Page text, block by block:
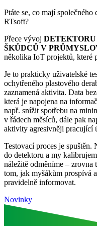
Ptáte se, co mají
RTsoft?
Přece vývoj
ŠKŮDCŮ V
několika IoT projektů, které
Je to prakticky uživatelské
ochytřeného plastového
zaznamená aktivita. Data
která je napojena na
např. snížit spotřebu na
v řádech měsíců, dále pak
aktivity agresivněji pracující
Testovací proces je
do detektoru a my
náležitě odměníme –
tom, jak myšákům prospívá
pravidelně informovat.
Novinky